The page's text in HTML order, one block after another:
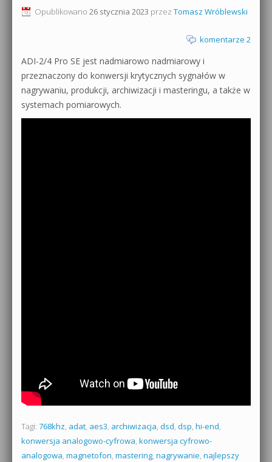
Opublikowano 26 stycznia 2023 przez Tomasz Wróblewski
komentarze 2
ADI-2/4 Pro SE jest nadmiarowo nadmiarowy i
przeznaczony do konwersji krytycznych sygnałów w
nagrywaniu, produkcji, archiwizacji i masteringu, a także w
systemach pomiarowych.
Tagi: 768khz, adat, aes3, archiwizacja, dsd, dsp, hi-end,
konwersja analogowo-cyfrowa, konwersja cyfrowo-
analogowa, magnetofon, mastering, nagrywanie, najlepszy